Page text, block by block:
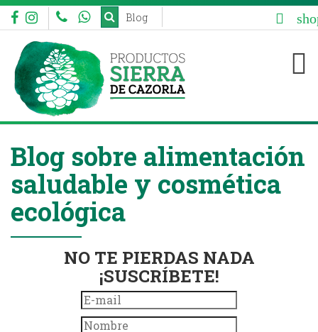


Blog
Blog sobre alimentación
saludable y cosmética
ecológica
NO TE PIERDAS NADA
¡SUSCRÍBETE!